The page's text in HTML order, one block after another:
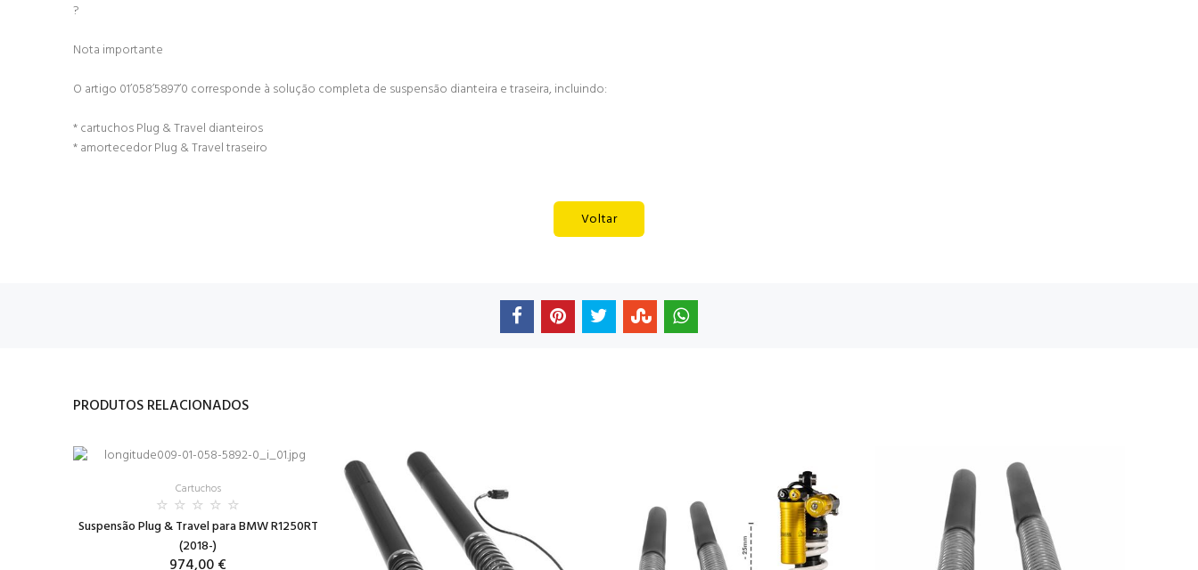
?
Nota importante
O artigo 01’058’5897’0 corresponde à solução completa de suspensão dianteira e traseira, incluindo:
* cartuchos Plug & Travel dianteiros
* amortecedor Plug & Travel traseiro
Voltar
PRODUTOS RELACIONADOS
Cartuchos
Suspensão Plug & Travel para BMW R1250RT
(2018-)
974,00 €